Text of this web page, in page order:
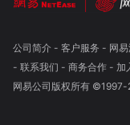
公司简介- 客户服务 - 网
- 联系我们 - 商务合作- 加
网易公司版权所有 ©1997-